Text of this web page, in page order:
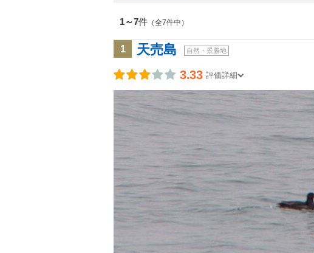
1～7件 （全7件中）
1 天売島 自然・景勝地
3.33 評価詳細